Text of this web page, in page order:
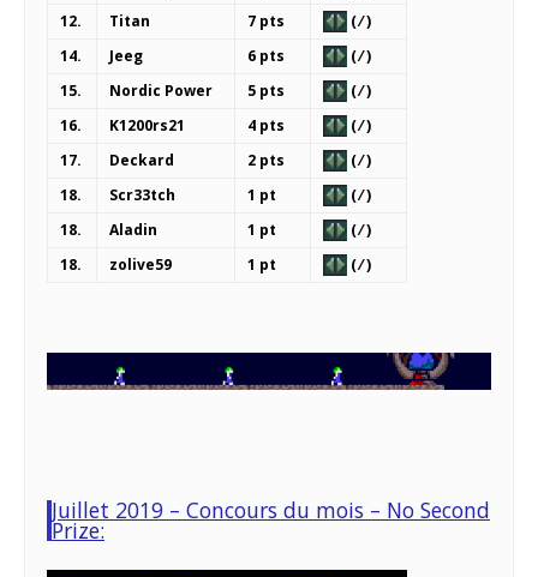
12.
Titan 7 pts
( ⁄ )
14.
Jeeg 6 pts
( ⁄ )
15.
Nordic Power 5 pts
( ⁄ )
16.
K1200rs21 4 pts
( ⁄ )
17.
Deckard 2 pts
( ⁄ )
18.
Scr33tch 1 pt
( ⁄ )
18.
Aladin 1 pt
( ⁄ )
18.
zolive59 1 pt ( ⁄ )
Juillet 2019 – Concours du mois – No Second
Prize: